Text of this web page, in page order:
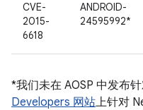
CVE-
2015-
6618
ANDROID-
24595992*
*我们未在 AOSP 中发布针
Developers 网站上针对